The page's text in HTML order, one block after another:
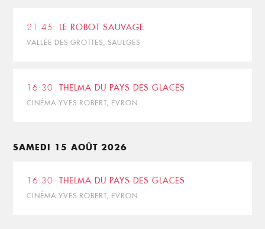
21:45 LE ROBOT SAUVAGE
VALLÉE DES GROTTES, SAULGES
16:30 THELMA DU PAYS DES GLACES
CINÉMA YVES ROBERT, EVRON
SAMEDI 15 AOÛT 2026
16:30 THELMA DU PAYS DES GLACES
CINÉMA YVES ROBERT, EVRON